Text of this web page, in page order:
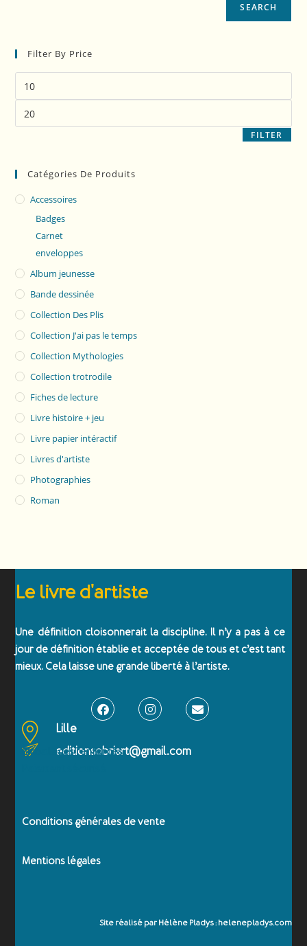
SEARCH
Filter By Price
FILTER
Catégories De Produits
Accessoires
Badges
Carnet
enveloppes
Album jeunesse
Bande dessinée
Collection Des Plis
Collection J'ai pas le temps
Collection Mythologies
Collection trotrodile
Fiches de lecture
Livre histoire + jeu
Livre papier intéractif
Livres d'artiste
Photographies
Roman
Le livre d'artiste
Une définition cloisonnerait la discipline. Il n’y a pas à ce
jour de définition établie et acceptée de tous et c’est tant
mieux. Cela laisse une grande liberté à l’artiste.
Lille
editionsobriart@gmail.com
Emballages renforcés
Conditions générales de vente
Mentions légales
Site réalisé par Hélène Pladys : helenepladys.com